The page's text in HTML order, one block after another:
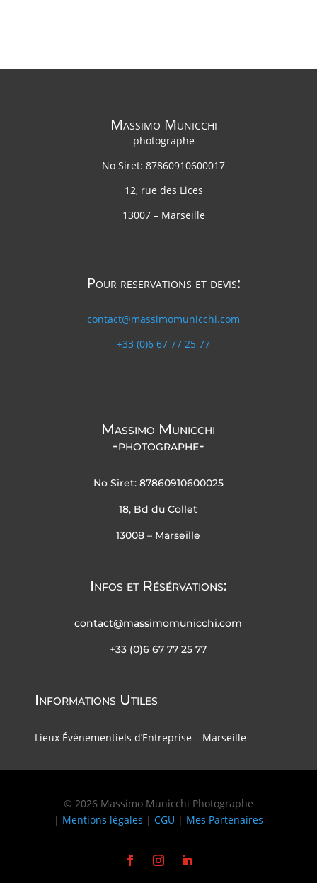
Massimo Municchi
-photographe-
No Siret: 87860910600017
12, rue des Lices
13007 – Marseille
Pour reservations et devis:
contact@massimomunicchi.com
+33 (0)6 67 77 25 77
Massimo Municchi
-photographe-
No Siret: 87860910600025
18, Bd du Collet
13008 – Marseille
Infos et Résérvations:
contact@massimomunicchi.com
+33 (0)6 67 77 25 77
Informations Utiles
Lieux Événementiels d’Entreprise – Marseille
© 2026 Massimo Municchi Photographe
| Mentions légales | CGU | Mes Partenaires